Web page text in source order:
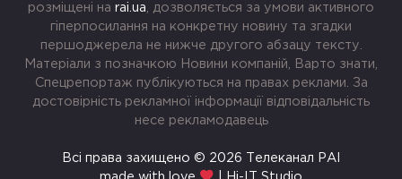
розміщені на rai.ua , дозволяється за умови активного
гіперпосилання на конкретну новину та згадки
першоджерела не нижче другого абзацу тексту.
Матеріали з позначкою Новини компаній, Варто знати,
Спецрепортаж публікуються на правах реклами. За
достовірність рекламної інформації відповідальність
несе рекламодавець
Всі права захищено © 2026 Телеканал РАІ
made with love
| Hi-IT Studio